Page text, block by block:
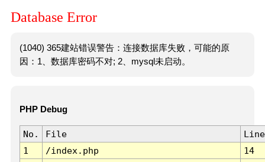
Database Error
(1040) 365建站错误警告：连接数据库失败，可能的原
因：1、数据库密码不对; 2、mysql未启动。
PHP Debug
No. File
Line
1
/index.php 14